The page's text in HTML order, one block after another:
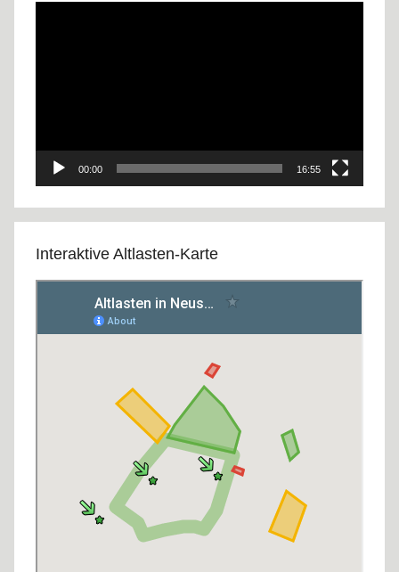
00:00 16:55
Interaktive Altlasten-Karte